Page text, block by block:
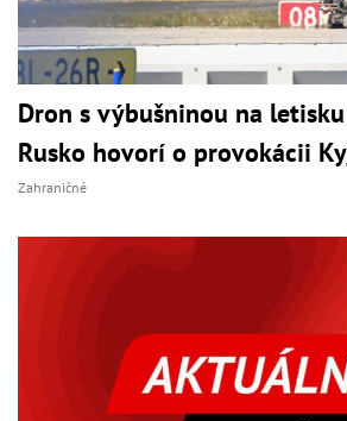
Dron s výbušninou na
Rusko hovorí o provokácii
Zahraničné